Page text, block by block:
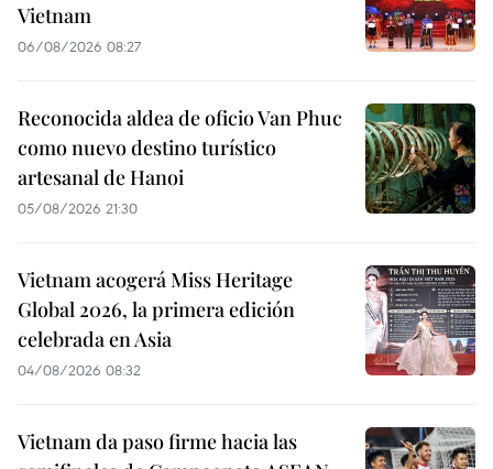
Vietnam
06/08/2026 08:27
Reconocida aldea de oficio Van Phuc
como nuevo destino turístico
artesanal de Hanoi
05/08/2026 21:30
Vietnam acogerá Miss Heritage
Global 2026, la primera edición
celebrada en Asia
04/08/2026 08:32
Vietnam da paso firme hacia las